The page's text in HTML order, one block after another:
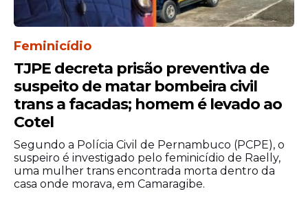
Feminicídio
TJPE decreta prisão preventiva de
suspeito de matar bombeira civil
trans a facadas; homem é levado ao
Cotel
Segundo a Polícia Civil de Pernambuco (PCPE), o
suspeiro é investigado pelo feminicídio de Raelly,
uma mulher trans encontrada morta dentro da
casa onde morava, em Camaragibe.